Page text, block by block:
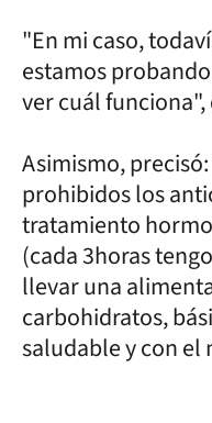
"En mi caso,
estamos
ver cuál
Asimismo,
prohibidos los
tratamiento
(cada 3horas
llevar una
carbohidratos,
saludable y con el